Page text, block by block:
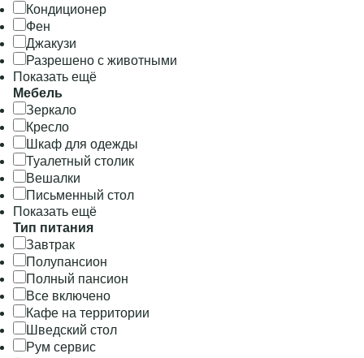
Кондиционер
Фен
Джакузи
Разрешено с животными
Показать ещё
Мебель
Зеркало
Кресло
Шкаф для одежды
Туалетный столик
Вешалки
Письменный стол
Показать ещё
Тип питания
Завтрак
Полупансион
Полный пансион
Все включено
Кафе на территории
Шведский стол
Рум сервис